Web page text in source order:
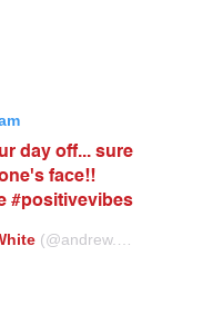
day off... sure
face!!
#positivevibes
(@andrew.white._) on Sep 11, 2018 at 1:17am PDT